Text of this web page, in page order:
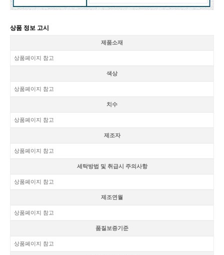
상품 정보 고시
제품소재
상품페이지 참고
색상
상품페이지 참고
치수
상품페이지 참고
제조자
상품페이지 참고
세탁방법 및 취급시 주의사항
상품페이지 참고
제조연월
상품페이지 참고
품질보증기준
상품페이지 참고